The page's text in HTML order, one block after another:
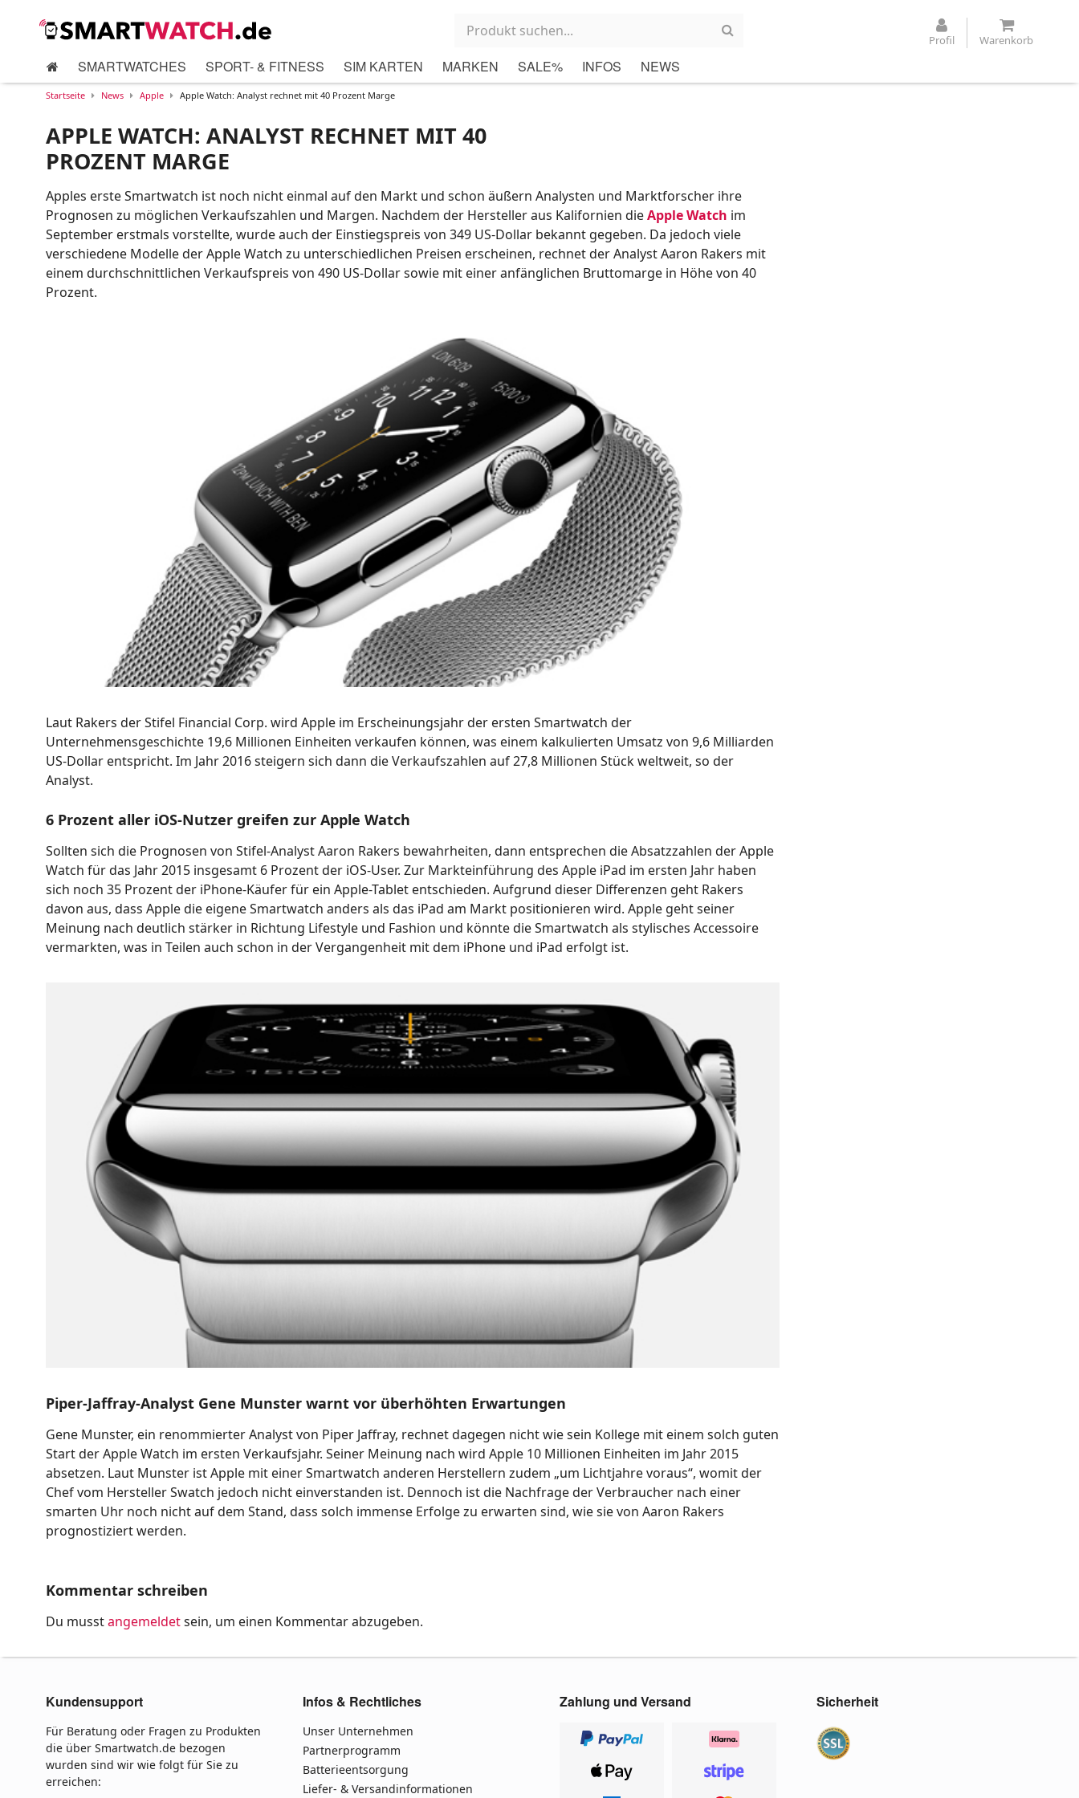
Profil Warenkorb
SMARTWATCHES SPORT- & FITNESS SIM KARTEN MARKEN SALE% INFOS NEWS
Startseite News Apple Apple Watch: Analyst rechnet mit 40 Prozent Marge
APPLE WATCH: ANALYST RECHNET MIT 40
PROZENT MARGE
Apples erste Smartwatch ist noch nicht einmal auf den Markt und schon äußern Analysten und Marktforscher ihre
Prognosen zu möglichen Verkaufszahlen und Margen. Nachdem der Hersteller aus Kalifornien dieApple Watch im
September erstmals vorstellte, wurde auch der Einstiegspreis von 349 US-Dollar bekannt gegeben. Da jedoch viele
verschiedene Modelle der Apple Watch zu unterschiedlichen Preisen erscheinen, rechnet der Analyst Aaron Rakers mit
einem durchschnittlichen Verkaufspreis von 490 US-Dollar sowie mit einer anfänglichen Bruttomarge in Höhe von 40
Prozent.
Laut Rakers der Stifel Financial Corp. wird Apple im Erscheinungsjahr der ersten Smartwatch der
Unternehmensgeschichte 19,6 Millionen Einheiten verkaufen können, was einem kalkulierten Umsatz von 9,6 Milliarden
US-Dollar entspricht. Im Jahr 2016 steigern sich dann die Verkaufszahlen auf 27,8 Millionen Stück weltweit, so der
Analyst.
6 Prozent aller iOS-Nutzer greifen zur Apple Watch
Sollten sich die Prognosen von Stifel-Analyst Aaron Rakers bewahrheiten, dann entsprechen die Absatzzahlen der Apple
Watch für das Jahr 2015 insgesamt 6 Prozent der iOS-User. Zur Markteinführung des Apple iPad im ersten Jahr haben
sich noch 35 Prozent der iPhone-Käufer für ein Apple-Tablet entschieden. Aufgrund dieser Differenzen geht Rakers
davon aus, dass Apple die eigene Smartwatch anders als das iPad am Markt positionieren wird. Apple geht seiner
Meinung nach deutlich stärker in Richtung Lifestyle und Fashion und könnte die Smartwatch als stylisches Accessoire
vermarkten, was in Teilen auch schon in der Vergangenheit mit dem iPhone und iPad erfolgt ist.
Piper-Jaffray-Analyst Gene Munster warnt vor überhöhten Erwartungen
Gene Munster, ein renommierter Analyst von Piper Jaffray, rechnet dagegen nicht wie sein Kollege mit einem solch guten
Start der Apple Watch im ersten Verkaufsjahr. Seiner Meinung nach wird Apple 10 Millionen Einheiten im Jahr 2015
absetzen. Laut Munster ist Apple mit einer Smartwatch anderen Herstellern zudem „um Lichtjahre voraus“, womit der
Chef vom Hersteller Swatch jedoch nicht einverstanden ist. Dennoch ist die Nachfrage der Verbraucher nach einer
smarten Uhr noch nicht auf dem Stand, dass solch immense Erfolge zu erwarten sind, wie sie von Aaron Rakers
prognostiziert werden.
Kommentar schreiben
Du musstangemeldetsein, um einen Kommentar abzugeben.
Kundensupport
Für Beratung oder Fragen zu Produkten
die über Smartwatch.de bezogen
wurden sind wir wie folgt für Sie zu
erreichen:
Infos & Rechtliches
Unser Unternehmen
Partnerprogramm
Batterieentsorgung
Liefer- & Versandinformationen
Zahlung und Versand Sicherheit